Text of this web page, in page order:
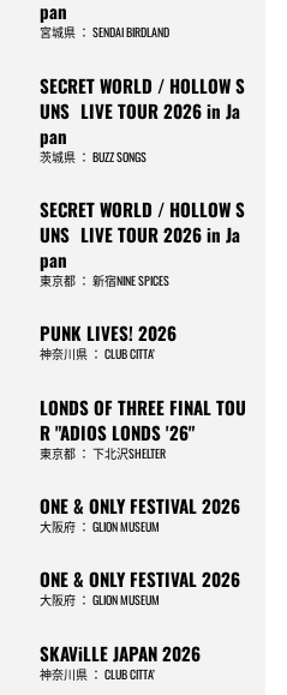
pan
宮城県 ：SENDAI BIRDLAND
SECRET WORLD / HOLLOW S
UNS LIVE TOUR 2026 in Ja
pan
茨城県 ：BUZZ SONGS
SECRET WORLD / HOLLOW S
UNS LIVE TOUR 2026 in Ja
pan
東京都 ：新宿NINE SPICES
PUNK LIVES! 2026
神奈川県 ：CLUB CITTA’
LONDS OF THREE FINAL TOU
R "ADIOS LONDS '26"
東京都 ：下北沢SHELTER
ONE & ONLY FESTIVAL 2026
大阪府 ：GLION MUSEUM
ONE & ONLY FESTIVAL 2026
大阪府 ：GLION MUSEUM
SKAViLLE JAPAN 2026
神奈川県 ：CLUB CITTA’